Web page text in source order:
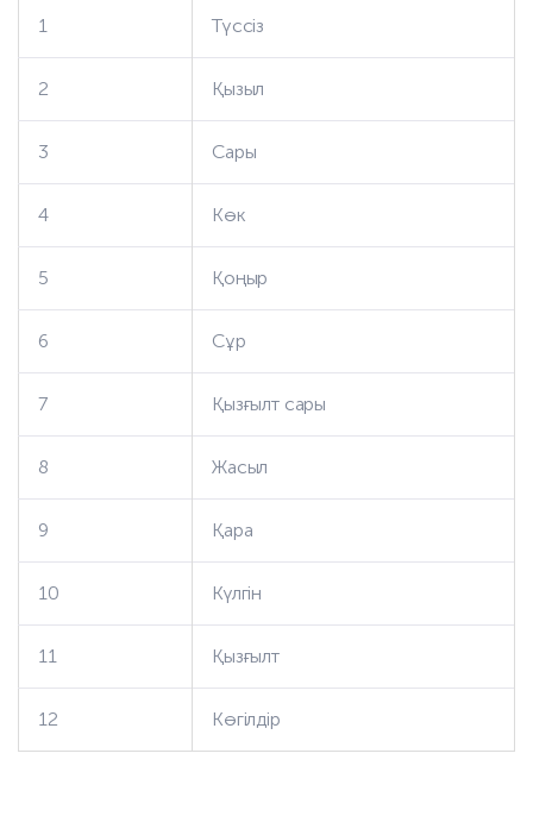
1 Түссіз
2 Қызыл
3 Сары
4 Көк
5 Қоңыр
6 Сұр
7 Қызғылт сары
8 Жасыл
9 Қара
10 Күлгін
11 Қызғылт
12 Көгілдір